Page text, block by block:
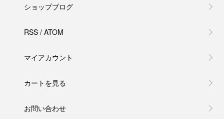
ショップブログ
RSS/ ATOM
マイアカウント
カートを見る
お問い合わせ